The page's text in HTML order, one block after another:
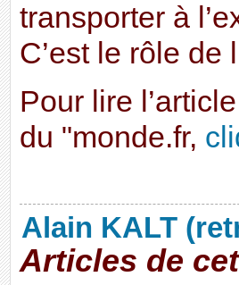
transporter à
C’est le rôle de
Pour lire
du "monde.fr,
Alain KALT
Articles de